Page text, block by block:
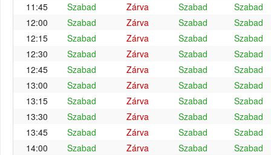
11:45
Szabad Zárva Szabad
Szabad
12:00
Szabad Zárva Szabad
Szabad
12:15
Szabad Zárva Szabad
Szabad
12:30
Szabad Zárva Szabad
Szabad
12:45
Szabad Zárva Szabad
Szabad
13:00
Szabad Zárva Szabad
Szabad
13:15
Szabad Zárva Szabad
Szabad
13:30
Szabad Zárva Szabad
Szabad
13:45
Szabad Zárva Szabad
Szabad
14:00
Szabad Zárva Szabad
Szabad